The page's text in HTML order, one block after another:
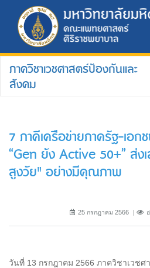
ภาควิชาเวชศาสตร์ป้องกันและ
สังคม
7 ภาคีเครือข่ายภาครัฐ-เอก
“Gen ยัง Active 50+” ส่ง
สูงวัย" อย่างมีคุณภาพ
25 กรกฎาคม 2566
วันที่ 13 กรกฎาคม 2566 ภาควิชาเวช